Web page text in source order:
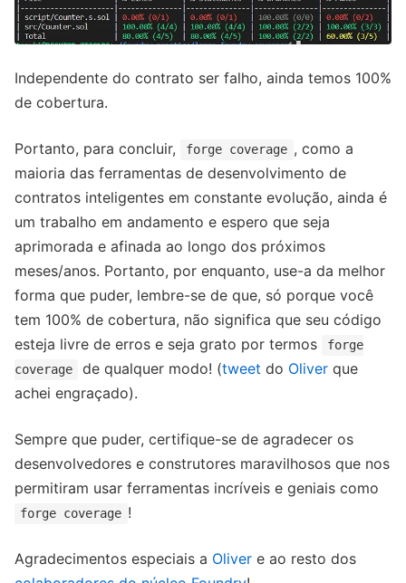
Independente do contrato ser falho, ainda temos 100%
de cobertura.
Portanto, para concluir, forge coverage , como a
maioria das ferramentas de desenvolvimento de
contratos inteligentes em constante evolução, ainda é
um trabalho em andamento e espero que seja
aprimorada e afinada ao longo dos próximos
meses/anos. Portanto, por enquanto, use-a da melhor
forma que puder, lembre-se de que, só porque você
tem 100% de cobertura, não significa que seu código
esteja livre de erros e seja grato por termos
forge
coverage
de qualquer modo! (tweet do Oliver que
achei engraçado).
Sempre que puder, certifique-se de agradecer os
desenvolvedores e construtores maravilhosos que nos
permitiram usar ferramentas incríveis e geniais como
forge coverage !
Agradecimentos especiais a Oliver e ao resto dos